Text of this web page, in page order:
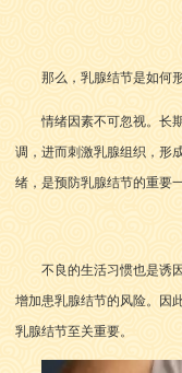
那么，乳腺结节是如何
情绪因素不可忽视。长
调，进而刺激乳腺组织，形
绪，是预防乳腺结节的重要一
不良的生活习惯也是诱
增加患乳腺结节的风险。因
乳腺结节至关重要。